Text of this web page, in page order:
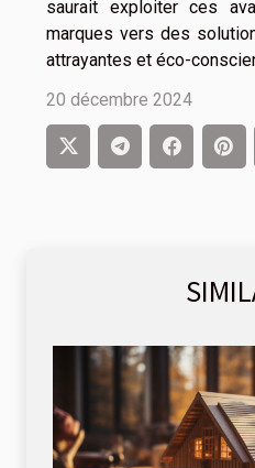
saurait exploiter ces
marques vers des
attrayantes et éco-
20 décembre 2024